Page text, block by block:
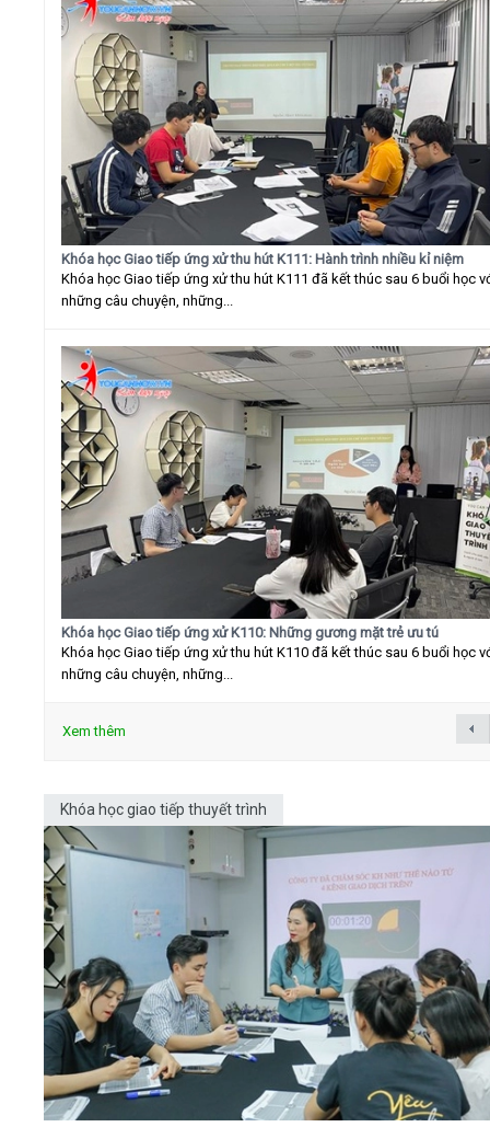
Khóa học Giao tiếp ứng xử thu hút K111: Hành trình nhiều kỉ niệm
Khóa học Giao tiếp ứng xử thu hút K111 đã kết thúc sau 6 buổi học
những câu chuyện, những...
Khóa học Giao tiếp ứng xử K110: Những gương mặt trẻ ưu tú
Khóa học Giao tiếp ứng xử thu hút K110 đã kết thúc sau 6 buổi học
những câu chuyện, những...
Xem thêm
Khóa học giao tiếp thuyết trình